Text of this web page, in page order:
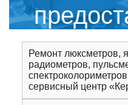
Ремонт люксметров,
радиометров,
сервисный центр